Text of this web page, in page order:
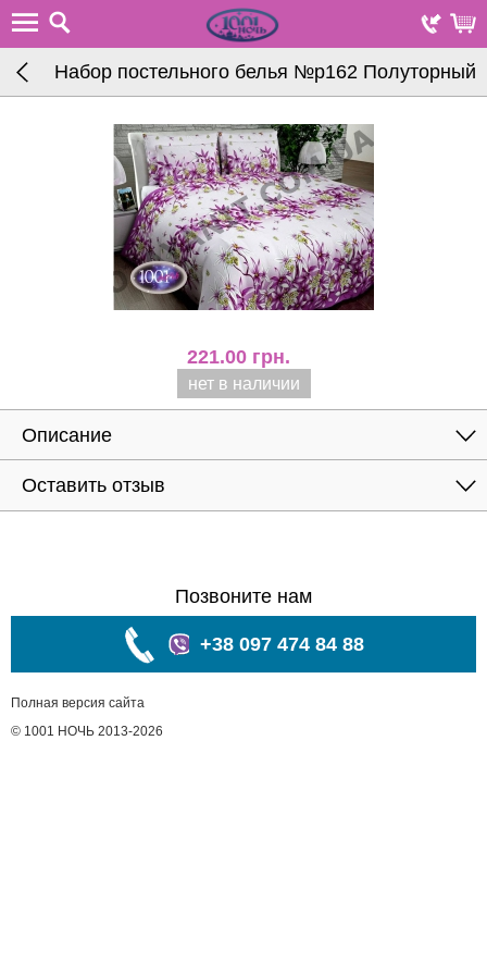
Набор постельного белья №р162 Полуторный
221.00 грн.
нет в наличии
Описание
Оставить отзыв
Позвоните нам
+38 097 474 84 88
Полная версия сайта
© 1001 НОЧЬ 2013-2026